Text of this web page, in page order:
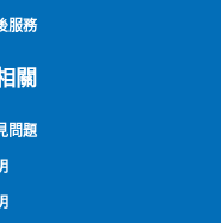
服務
關
問題